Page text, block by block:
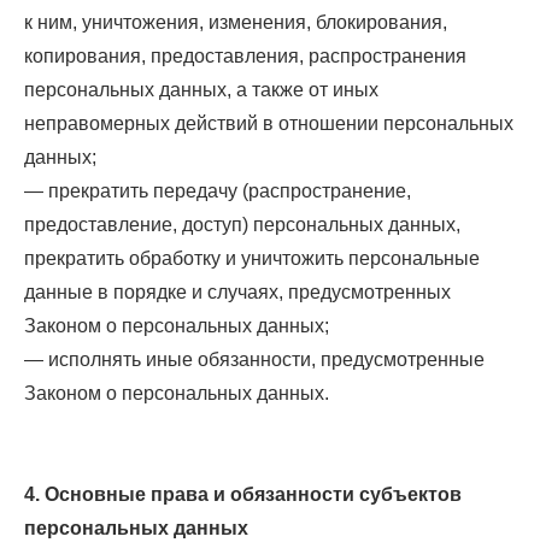
к ним, уничтожения, изменения, блокирования,
копирования, предоставления, распространения
персональных данных, а также от иных
неправомерных действий в отношении персональных
данных;
— прекратить передачу (распространение,
предоставление, доступ) персональных данных,
прекратить обработку и уничтожить персональные
данные в порядке и случаях, предусмотренных
Законом о персональных данных;
— исполнять иные обязанности, предусмотренные
Законом о персональных данных.
4. Основные права и обязанности субъектов
персональных данных